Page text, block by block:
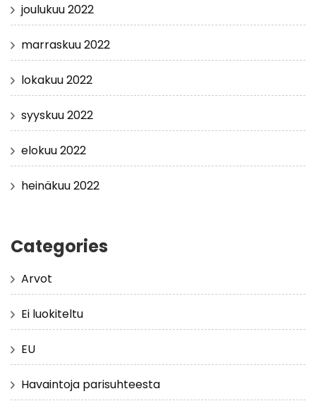
joulukuu 2022
marraskuu 2022
lokakuu 2022
syyskuu 2022
elokuu 2022
heinäkuu 2022
Categories
Arvot
Ei luokiteltu
EU
Havaintoja parisuhteesta